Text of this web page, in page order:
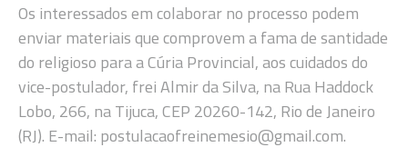
Os interessados em colaborar no processo podem
enviar materiais que comprovem a fama de santidade
do religioso para a Cúria Provincial, aos cuidados do
vice-postulador, frei Almir da Silva, na Rua Haddock
Lobo, 266, na Tijuca, CEP 20260-142, Rio de Janeiro
(RJ). E-mail: postulacaofreinemesio@gmail.com.